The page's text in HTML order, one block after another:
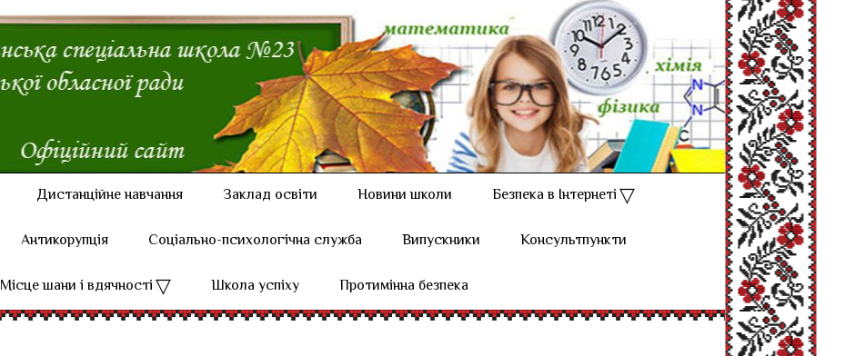
Дистанційне навчання Заклад освіти Новини школи
Безпека в Інтернеті
Антикорупція Соціально-психологічна служба Випускники
Консультпункти
Місце шани і вдячності
Школа успіху Протимінна безпека